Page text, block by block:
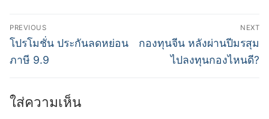
แนะแนว
เรื่อง
PREVIOUS
Previous
post:
โปรโมชั่น ประกันลดหย่อน
ภาษี 9.9
NEXT
Next
กองทุนจีน หลังผ่านปีมรสุม
ไปลงทุนกองไหนดี?
ใส่ความเห็น